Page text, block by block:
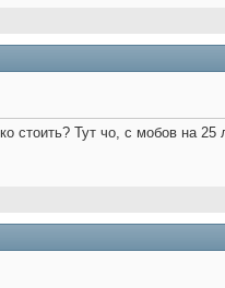
стоить? Тут чо, с мобов на 25